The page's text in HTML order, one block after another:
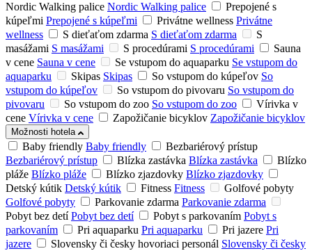
Nordic Walking palice Nordic Walking palice
Prepojené s
kúpeľmi Prepojené s kúpeľmi Privátne wellness Privátne
wellness
S dieťaťom zdarma S dieťaťom zdarma
S
masážami S masážami S procedúrami S procedúrami
Sauna
v cene Sauna v cene Se vstupom do aquaparku Se vstupom do
aquaparku
Skipas Skipas So vstupom do kúpeľov So
vstupom do kúpeľov
So vstupom do pivovaru So vstupom do
pivovaru
So vstupom do zoo So vstupom do zoo
Vírivka v
cene Vírivka v cene Zapožičanie bicyklov Zapožičanie bicyklov
Možnosti hotela
Baby friendly Baby friendly
Bezbariérový prístup
Bezbariérový prístup
Blízka zastávka Blízka zastávka
Blízko
pláže Blízko pláže Blízko zjazdovky Blízko zjazdovky
Detský kútik Detský kútik Fitness Fitness
Golfové pobyty
Golfové pobyty
Parkovanie zdarma Parkovanie zdarma
Pobyt bez detí Pobyt bez detí Pobyt s parkovaním Pobyt s
parkovaním
Pri aquaparku Pri aquaparku Pri jazere Pri
jazere
Slovensky či česky hovoriaci personál Slovensky či česky